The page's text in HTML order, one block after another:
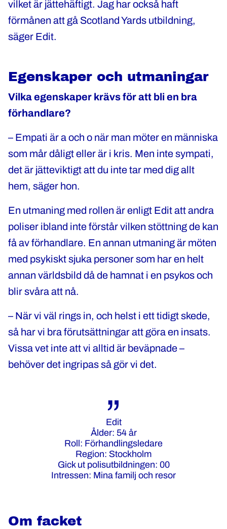
vilket är jättehäftigt. Jag har också haft
förmånen att gå Scotland Yards utbildning,
säger Edit.
Egenskaper och utmaningar
Vilka egenskaper krävs för att bli en bra
förhandlare?
– Empati är a och o när man möter en människa
som mår dåligt eller är i kris. Men inte sympati,
det är jätteviktigt att du inte tar med dig allt
hem, säger hon.
En utmaning med rollen är enligt Edit att andra
poliser ibland inte förstår vilken stöttning de kan
få av förhandlare. En annan utmaning är möten
med psykiskt sjuka personer som har en helt
annan världsbild då de hamnat i en psykos och
blir svåra att nå.
– När vi väl rings in, och helst i ett tidigt skede,
så har vi bra förutsättningar att göra en insats.
Vissa vet inte att vi alltid är beväpnade –
behöver det ingripas så gör vi det.
Edit
Ålder: 54 år
Roll: Förhandlingsledare
Region: Stockholm
Gick ut polisutbildningen: 00
Intressen: Mina familj och resor
Om facket